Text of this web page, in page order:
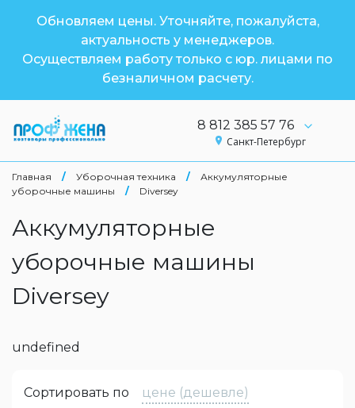
Обновляем цены. Уточняйте, пожалуйста,
актуальность у менеджеров.
Осуществляем работу только с юр. лицами по
безналичном расчету.
8 812 385 57 76
Санкт-Петербург
Главная / Уборочная техника /
Аккумуляторные
уборочные машины
/ Diversey
Аккумуляторные
уборочные машины
Diversey
undefined
Сортировать по
цене (дешевле)